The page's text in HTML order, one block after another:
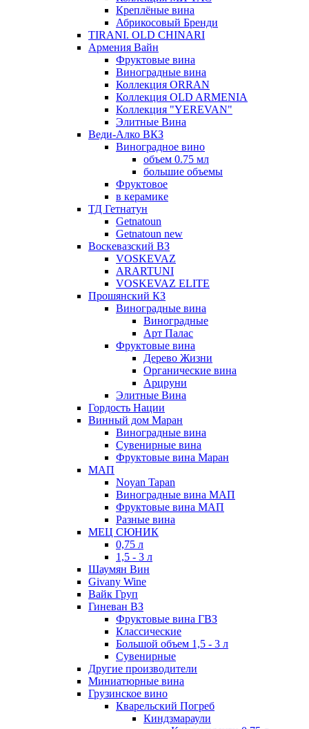
Креплёные вина
Абрикосовый Бренди
TIRANI. OLD CHINARI
Армения Вайн
Фруктовые вина
Виноградные вина
Коллекция ORRAN
Коллекция OLD ARMENIA
Коллекция "YEREVAN"
Элитные Вина
Веди-Алко ВКЗ
Виноградное вино
объем 0.75 мл
большие объемы
Фруктовое
в керамике
ТД Гетнатун
Getnatoun
Getnatoun new
Воскевазский ВЗ
VOSKEVAZ
ARARTUNI
VOSKEVAZ ELITE
Прошянский КЗ
Виноградные вина
Виноградные
Арт Палас
Фруктовые вина
Дерево Жизни
Органические вина
Арцруни
Элитные Вина
Гордость Нации
Винный дом Маран
Виноградные вина
Сувенирные вина
Фруктовые вина Маран
МАП
Noyan Tapan
Виноградные вина МАП
Фруктовые вина МАП
Разные вина
МЕЦ СЮНИК
0,75 л
1,5 - 3 л
Шаумян Вин
Givany Wine
Вайк Груп
Гиневан ВЗ
Фруктовые вина ГВЗ
Классические
Большой объем 1,5 - 3 л
Сувенирные
Другие производители
Миниатюрные вина
Грузинское вино
Кварельский Погреб
Киндзмараули